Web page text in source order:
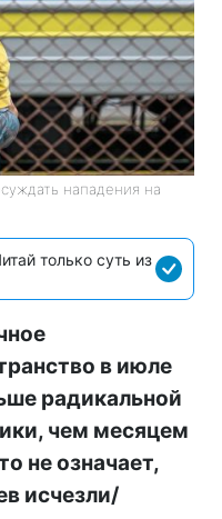
нападения на
только суть из
в июле
радикальной
чем месяцем
не означает,
исчезли/